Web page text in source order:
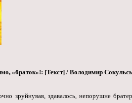
«браток»!: [Текст] / Володимир
зруйнував, здавалось, непорушне